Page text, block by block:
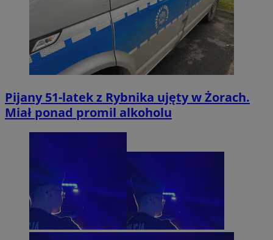
Pijany 51-latek z Rybnika ujęty w Żorach.
Miał ponad promil alkoholu